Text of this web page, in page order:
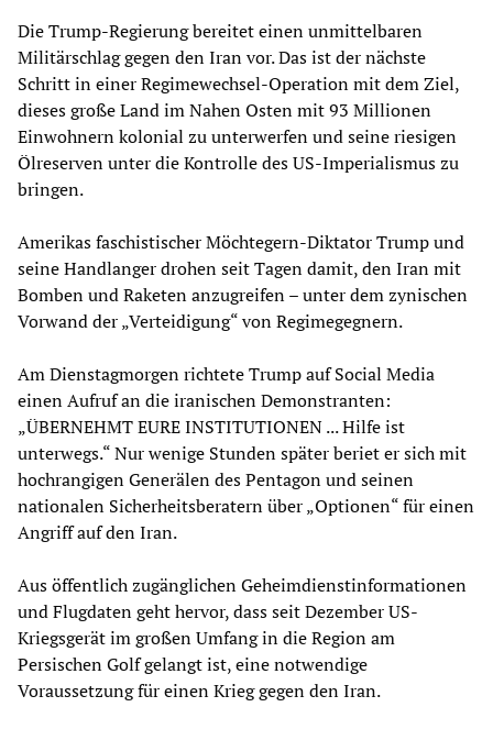
Die Trump-Regierung bereitet einen unmittelbaren
Militärschlag gegen den Iran vor. Das ist der nächste
Schritt in einer Regimewechsel-Operation mit dem Ziel,
dieses große Land im Nahen Osten mit 93 Millionen
Einwohnern kolonial zu unterwerfen und seine riesigen
Ölreserven unter die Kontrolle des US-Imperialismus zu
bringen.
Amerikas faschistischer Möchtegern-Diktator Trump und
seine Handlanger drohen seit Tagen damit, den Iran mit
Bomben und Raketen anzugreifen – unter dem zynischen
Vorwand der „Verteidigung“ von Regimegegnern.
Am Dienstagmorgen richtete Trump auf Social Media
einen Aufruf an die iranischen Demonstranten:
„ÜBERNEHMT EURE INSTITUTIONEN ... Hilfe ist
unterwegs.“ Nur wenige Stunden später beriet er sich mit
hochrangigen Generälen des Pentagon und seinen
nationalen Sicherheitsberatern über „Optionen“ für einen
Angriff auf den Iran.
Aus öffentlich zugänglichen Geheimdienstinformationen
und Flugdaten geht hervor, dass seit Dezember US-
Kriegsgerät im großen Umfang in die Region am
Persischen Golf gelangt ist, eine notwendige
Voraussetzung für einen Krieg gegen den Iran.